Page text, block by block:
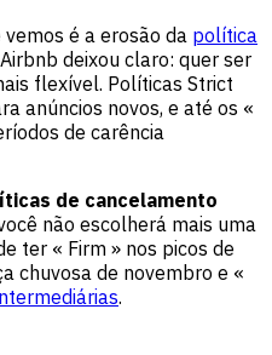
é a erosão da política
Airbnb deixou claro: quer ser
flexível. Políticas Strict
anúncios novos, e até os «
de carência
de cancelamento
não escolherá mais uma
ter « Firm » nos picos de
chuvosa de novembro e «
.